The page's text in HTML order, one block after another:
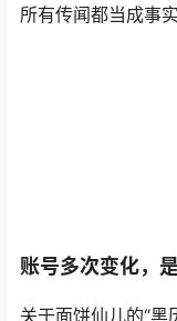
所有传闻都当成事实
账号多次变化，
关于面饼仙儿的“